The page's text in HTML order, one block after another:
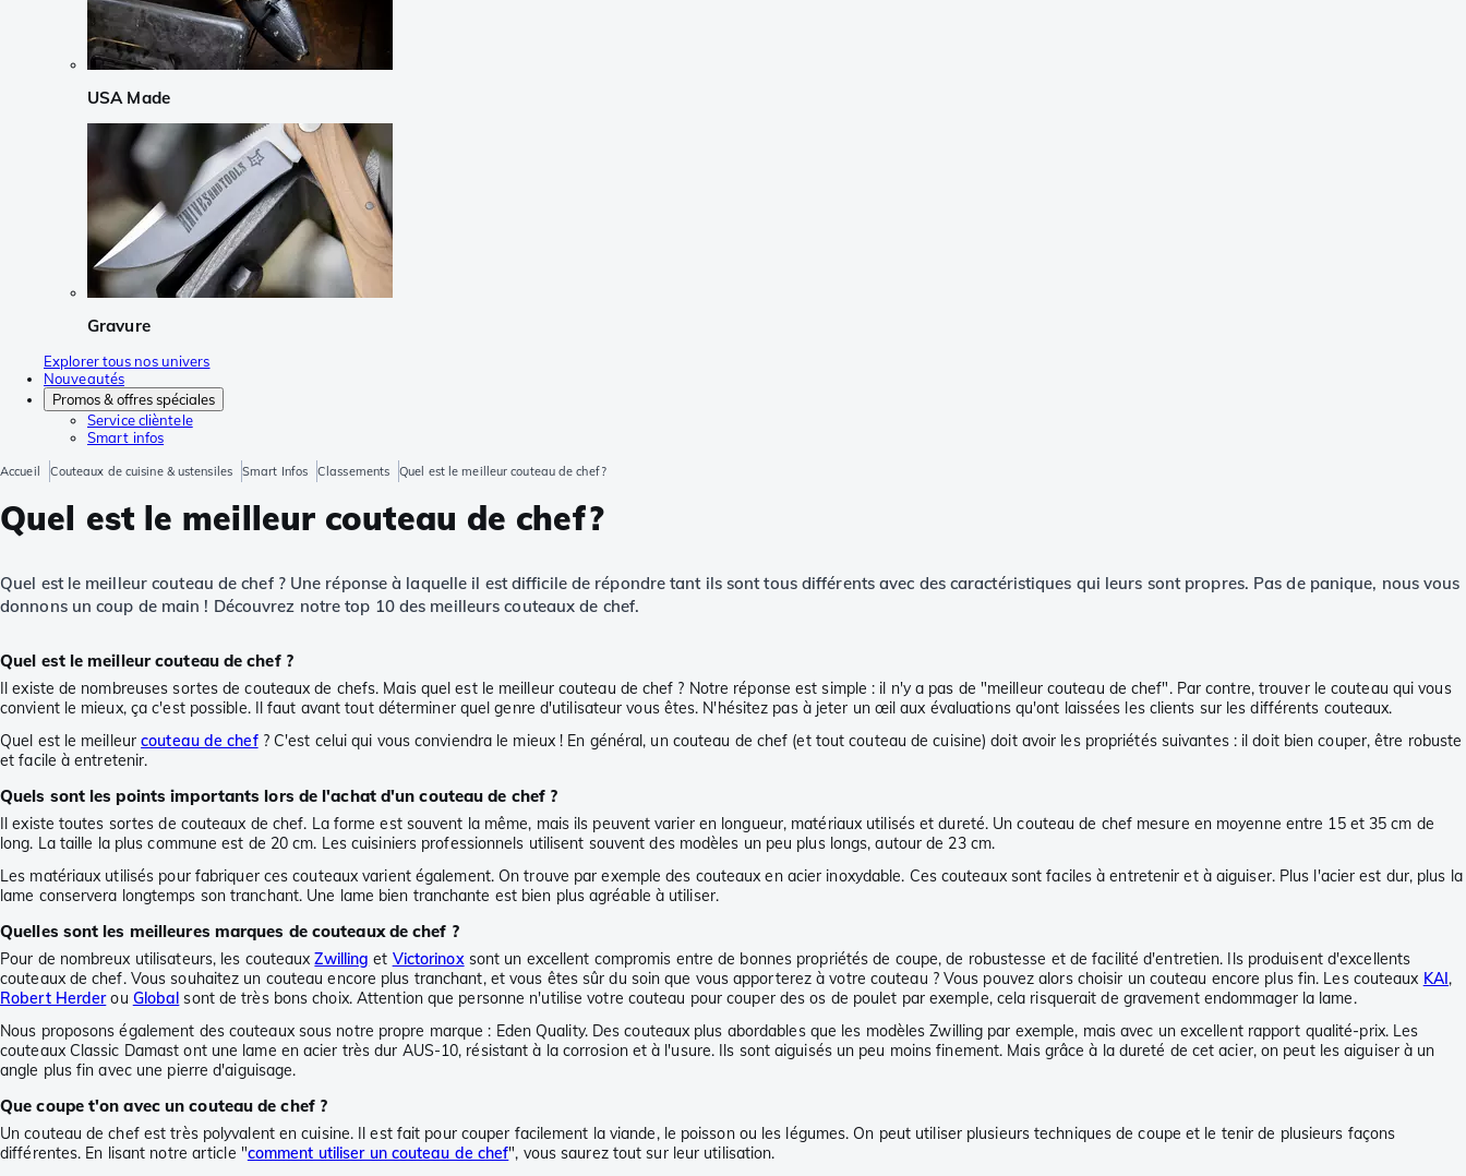
USA Made
Gravure
Explorer tous nos univers
Nouveautés
Promos & offres spéciales
Service clièntele
Smart infos
Accueil Couteaux de cuisine & ustensiles Smart Infos Classements Quel est le meilleur couteau de chef?
Quel est le meilleur couteau de chef?
Quel est le meilleur couteau de chef ? Une réponse à laquelle il est difficile de répondre tant ils sont tous différents avec des caractéristiques qui leurs sont propres. Pas de panique, nous vous
donnons un coup de main ! Découvrez notre top 10 des meilleurs couteaux de chef.
Quel est le meilleur couteau de chef ?
Il existe de nombreuses sortes de couteaux de chefs. Mais quel est le meilleur couteau de chef ? Notre réponse est simple : il n'y a pas de "meilleur couteau de chef". Par contre, trouver le couteau qui vous
convient le mieux, ça c'est possible. Il faut avant tout déterminer quel genre d'utilisateur vous êtes. N'hésitez pas à jeter un œil aux évaluations qu'ont laissées les clients sur les différents couteaux.
Quel est le meilleurcouteau de chef? C'est celui qui vous conviendra le mieux ! En général, un couteau de chef (et tout couteau de cuisine) doit avoir les propriétés suivantes : il doit bien couper, être robuste
et facile à entretenir.
Quels sont les points importants lors de l'achat d'un couteau de chef ?
Il existe toutes sortes de couteaux de chef. La forme est souvent la même, mais ils peuvent varier en longueur, matériaux utilisés et dureté. Un couteau de chef mesure en moyenne entre 15 et 35 cm de
long. La taille la plus commune est de 20 cm. Les cuisiniers professionnels utilisent souvent des modèles un peu plus longs, autour de 23 cm.
Les matériaux utilisés pour fabriquer ces couteaux varient également. On trouve par exemple des couteaux en acier inoxydable. Ces couteaux sont faciles à entretenir et à aiguiser. Plus l'acier est dur, plus la
lame conservera longtemps son tranchant. Une lame bien tranchante est bien plus agréable à utiliser.
Quelles sont les meilleures marques de couteaux de chef ?
Pour de nombreux utilisateurs, les couteauxZwilling et Victorinoxsont un excellent compromis entre de bonnes propriétés de coupe, de robustesse et de facilité d'entretien. Ils produisent d'excellents
couteaux de chef. Vous souhaitez un couteau encore plus tranchant, et vous êtes sûr du soin que vous apporterez à votre couteau ? Vous pouvez alors choisir un couteau encore plus fin. Les couteaux KAI,
Robert Herderou Global sont de très bons choix. Attention que personne n'utilise votre couteau pour couper des os de poulet par exemple, cela risquerait de gravement endommager la lame.
Nous proposons également des couteaux sous notre propre marque : Eden Quality. Des couteaux plus abordables que les modèles Zwilling par exemple, mais avec un excellent rapport qualité-prix. Les
couteaux Classic Damast ont une lame en acier très dur AUS-10, résistant à la corrosion et à l'usure. Ils sont aiguisés un peu moins finement. Mais grâce à la dureté de cet acier, on peut les aiguiser à un
angle plus fin avec une pierre d'aiguisage.
Que coupe t'on avec un couteau de chef ?
Un couteau de chef est très polyvalent en cuisine. Il est fait pour couper facilement la viande, le poisson ou les légumes. On peut utiliser plusieurs techniques de coupe et le tenir de plusieurs façons
différentes. En lisant notre article "comment utiliser un couteau de chef", vous saurez tout sur leur utilisation.